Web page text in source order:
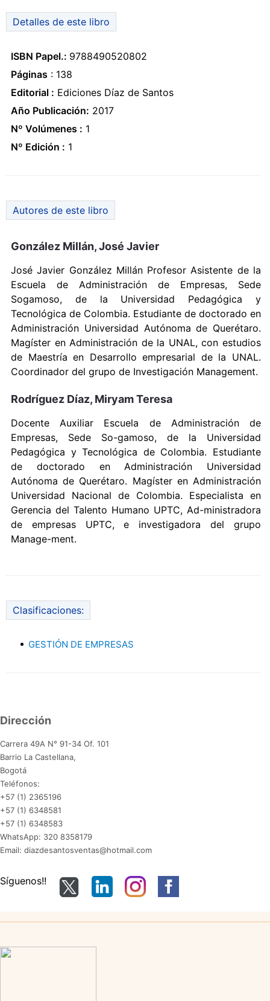
Detalles de este libro
ISBN Papel.: 9788490520802
Páginas : 138
Editorial : Ediciones Díaz de Santos
Año Publicación: 2017
Nº Volúmenes : 1
Nº Edición : 1
Autores de este libro
González Millán, José Javier
José Javier González Millán Profesor Asistente de la
Escuela de Administración de Empresas, Sede
Sogamoso, de la Universidad Pedagógica y
Tecnológica de Colombia. Estudiante de doctorado en
Administración Universidad Autónoma de Querétaro.
Magíster en Administración de la UNAL, con estudios
de Maestría en Desarrollo empresarial de la UNAL.
Coordinador del grupo de Investigación Management.
Rodríguez Díaz, Miryam Teresa
Docente Auxiliar Escuela de Administración de
Empresas, Sede So-gamoso, de la Universidad
Pedagógica y Tecnológica de Colombia. Estudiante
de doctorado en Administración Universidad
Autónoma de Querétaro. Magíster en Administración
Universidad Nacional de Colombia. Especialista en
Gerencia del Talento Humano UPTC, Ad-ministradora
de empresas UPTC, e investigadora del grupo
Manage-ment.
Clasificaciones:
GESTIÓN DE EMPRESAS
Dirección
Carrera 49A N° 91-34 Of. 101
Barrio La Castellana,
Bogotá
Teléfonos:
+57 (1) 2365196
+57 (1) 6348581
+57 (1) 6348583
WhatsApp: 320 8358179
Email: diazdesantosventas@hotmail.com
Síguenos!!